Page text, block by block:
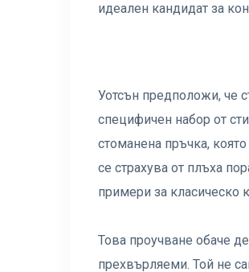
идеален кандидат за
Уотсън предположи, че
специфичен набор от
стоманена пръчка,
се страхува от плъха
примери за класическо
Това проучване обаче
прехвърляеми. Той не